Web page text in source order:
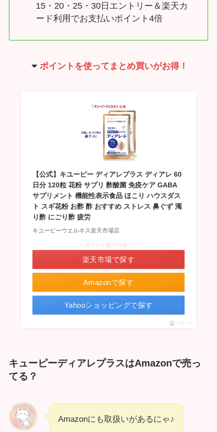
15・20・25・30日エントリー＆楽天カ
ード利用でお支払いポイント4倍
ポイントを使ってまとめ買いがお得！
【公式】キユーピー ディアレプラス ディアレ 60
日分 120粒 花粉 サプリ 酢酸菌 免疫ケア GABA
サプリメント 機能性表示食品 ほこり ハウスダス
ト スギ花粉 お酢 酢 おすすめ ストレス 鼻ぐず 濁
り酢 にごり酢 疲労
キユーピーウエルネス楽天市場店
Amazonで探す
＼ポイント最大11倍！／
楽天市場で探す
Yahooショッピングで探す
ポチップ
キューピーディアレプラスはAmazonで売っ
てる？
Amazonにも取扱いがあるにゃ♪